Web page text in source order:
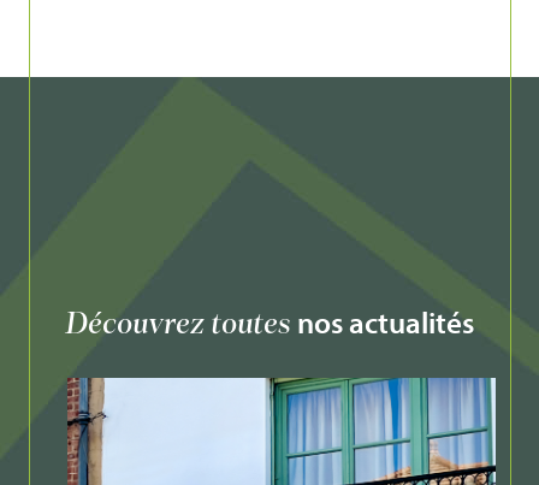
Découvrez toutes nos actualités